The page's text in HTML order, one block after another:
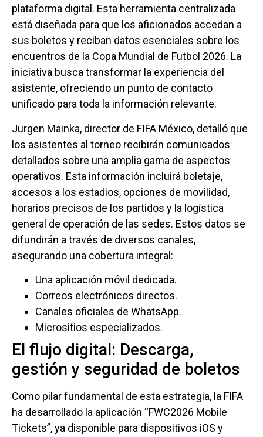
plataforma digital. Esta herramienta centralizada
está diseñada para que los aficionados accedan a
sus boletos y reciban datos esenciales sobre los
encuentros de la Copa Mundial de Futbol 2026. La
iniciativa busca transformar la experiencia del
asistente, ofreciendo un punto de contacto
unificado para toda la información relevante.
Jurgen Mainka, director de FIFA México, detalló que
los asistentes al torneo recibirán comunicados
detallados sobre una amplia gama de aspectos
operativos. Esta información incluirá boletaje,
accesos a los estadios, opciones de movilidad,
horarios precisos de los partidos y la logística
general de operación de las sedes. Estos datos se
difundirán a través de diversos canales,
asegurando una cobertura integral:
Una aplicación móvil dedicada.
Correos electrónicos directos.
Canales oficiales de WhatsApp.
Micrositios especializados.
El flujo digital: Descarga,
gestión y seguridad de boletos
Como pilar fundamental de esta estrategia, la FIFA
ha desarrollado la aplicación “FWC2026 Mobile
Tickets”, ya disponible para dispositivos iOS y